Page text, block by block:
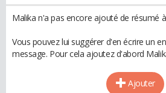
Malika n'a pas encore ajouté de résumé
Vous pouvez lui suggérer d'en écrire un
message. Pour cela ajoutez d'abord
Ajouter